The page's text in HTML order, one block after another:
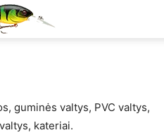
guminės valtys, PVC valtys,
kateriai.